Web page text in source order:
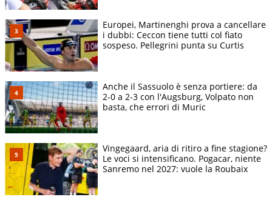
Europei, Martinenghi prova a cancellare
i dubbi: Ceccon tiene tutti col fiato
sospeso. Pellegrini punta su Curtis
Anche il Sassuolo è senza portiere: da
2-0 a 2-3 con l'Augsburg, Volpato non
basta, che errori di Muric
Vingegaard, aria di ritiro a fine stagione?
Le voci si intensificano. Pogacar, niente
Sanremo nel 2027: vuole la Roubaix